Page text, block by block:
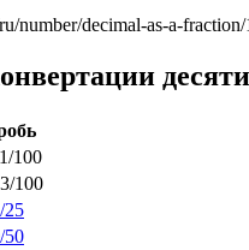
number/decimal-as-a-
100
100
25
50